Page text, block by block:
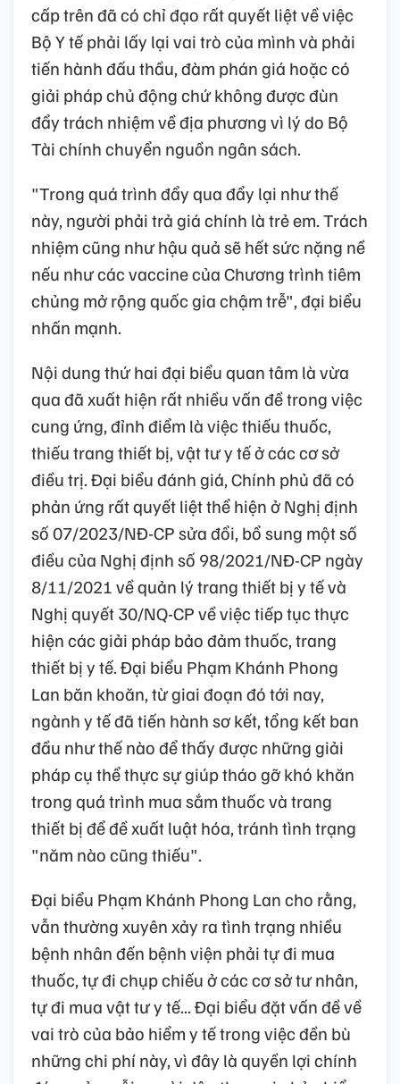
cấp trên đã có chỉ đạo rất quyết liệt về việc
Bộ Y tế phải lấy lại vai trò của mình và phải
tiến hành đấu thầu, đàm phán giá hoặc có
giải pháp chủ động chứ không được đùn
đẩy trách nhiệm về địa phương vì lý do Bộ
Tài chính chuyển nguồn ngân sách.
"Trong quá trình đẩy qua đẩy lại như thế
này, người phải trả giá chính là trẻ em. Trách
nhiệm cũng như hậu quả sẽ hết sức nặng nề
nếu như các vaccine của Chương trình tiêm
chủng mở rộng quốc gia chậm trễ", đại biểu
nhấn mạnh.
Nội dung thứ hai đại biểu quan tâm là vừa
qua đã xuất hiện rất nhiều vấn đề trong việc
cung ứng, đỉnh điểm là việc thiếu thuốc,
thiếu trang thiết bị, vật tư y tế ở các cơ sở
điều trị. Đại biểu đánh giá, Chính phủ đã có
phản ứng rất quyết liệt thể hiện ở Nghị định
số 07/2023/NĐ-CP sửa đổi, bổ sung một số
điều của Nghị định số 98/2021/NĐ-CP ngày
8/11/2021 về quản lý trang thiết bị y tế và
Nghị quyết 30/NQ-CP về việc tiếp tục thực
hiện các giải pháp bảo đảm thuốc, trang
thiết bị y tế. Đại biểu Phạm Khánh Phong
Lan băn khoăn, từ giai đoạn đó tới nay,
ngành y tế đã tiến hành sơ kết, tổng kết ban
đầu như thế nào để thấy được những giải
pháp cụ thể thực sự giúp tháo gỡ khó khăn
trong quá trình mua sắm thuốc và trang
thiết bị để đề xuất luật hóa, tránh tình trạng
"năm nào cũng thiếu".
Đại biểu Phạm Khánh Phong Lan cho rằng,
vẫn thường xuyên xảy ra tình trạng nhiều
bệnh nhân đến bệnh viện phải tự đi mua
thuốc, tự đi chụp chiếu ở các cơ sở tư nhân,
tự đi mua vật tư y tế... Đại biểu đặt vấn đề về
vai trò của bảo hiểm y tế trong việc đền bù
những chi phí này, vì đây là quyền lợi chính